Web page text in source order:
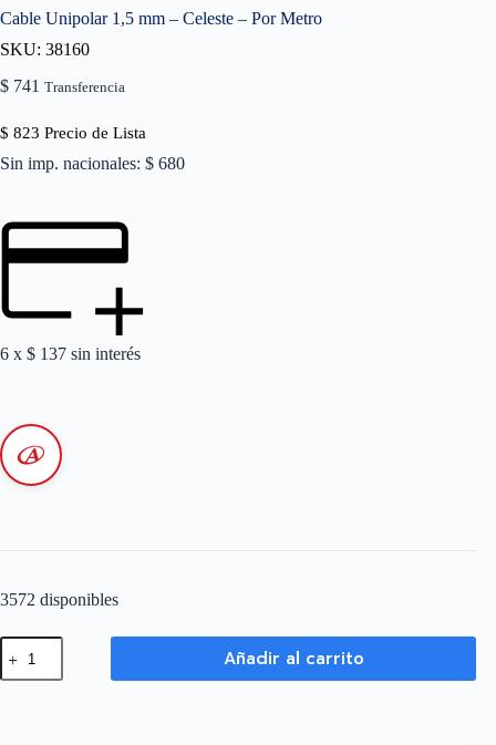
Cable Unipolar 1,5 mm – Celeste – Por Metro
SKU: 38160
$ 741 Transferencia
$ 823 Precio de Lista
Sin imp. nacionales: $ 680
6 x $ 137 sin interés
3572 disponibles
Cable
Unipolar
1,5
Añadir al carrito